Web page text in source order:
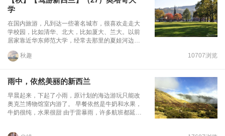
学
在国内旅游，凡到达一些著名城市，很喜欢走走大
学校园，比如清华、北大，比如厦大、兰大。以前
居家靠近华东师范大学，经常去那里的夏娃河边发
呆。这辈子的正宗大学梦已经难圆了，但走校园的
喜好未曾改变，就因为那里到处洋溢青春气息，到
所全新西兰最 古老的大学， 创立於 1869 年，目前
学生总数约 2 万人。这所大学的医学研究中心因其
第一个将试管婴儿付诸实际而在世界上享有盛名。
学校是敞开式的，离我们住宿的地方不远，顺着道
走着走着就进入了院区。在一片花园般的环境里，
建筑，这是奥塔哥大学的象征，著名的钟楼已经在
秋趣 10707浏览
雨中，依然美丽的新西兰
早晨起来，下起了小雨，原计划的海边游玩只能改
奥克兰博物馆室内游了。 早餐依然是牛奶和水果，
牛奶很纯，水果很甜 由于雷暴雨，许多航班都延